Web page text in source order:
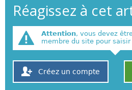
Réagissez à cet
Attention, vous devez
membre du site pour
Créez un compte